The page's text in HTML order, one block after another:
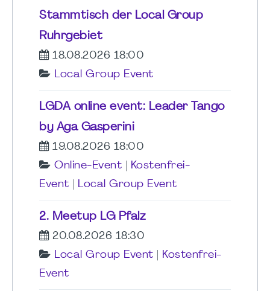
Stammtisch der Local Group
Ruhrgebiet
18.08.2026 18:00
Local Group Event
LGDA online event: Leader Tango
by Aga Gasperini
19.08.2026 18:00
Online-Event
Kostenfrei-
Event
Local Group Event
2. Meetup LG Pfalz
20.08.2026 18:30
Local Group Event
Kostenfrei-
Event